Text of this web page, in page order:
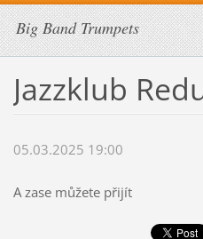
Big Band Trumpets
Jazzklub
05.03.2025 19:00
A zase můžete přijít